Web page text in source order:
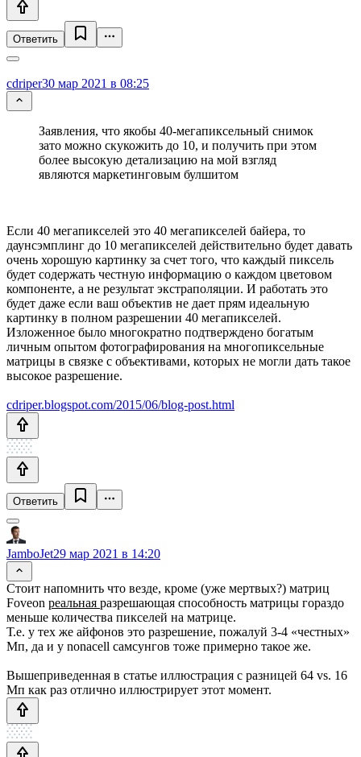
Ответить
cdriper30 мар 2021 в 08:25
Заявления, что якобы 40-мегапиксельный снимок
зато можно скукожить до 10, и получить при этом
более высокую детализацию на мой взгляд
являются маркетинговым булшитом
Если 40 мегапикселей это 40 мегапикселей байера, то
даунсэмплинг до 10 мегапикселей действительно будет давать
очень хорошую картинку за счет того, что каждый пиксель
будет содержать честную информацию о каждом цветовом
компоненте, а не результат экстраполяции. И работать это
будет даже если ваш объектив не дает прям идеальную
картинку в полном разрешении 40 мегапикселей.
Изложенное было многократно подтверждено богатым
личным опытом фотографирования на многопиксельные
матрицы в связке с объективами, которых не могли дать такое
высокое разрешение.
cdriper.blogspot.com/2015/06/blog-post.html
Ответить
JamboJet29 мар 2021 в 14:20
Стоит напомнить что везде, кроме (уже мертвых?) матриц
Foveon реальная разрешающая способность матрицы гораздо
меньше количества пикселей на матрице.
Т.е. у тех же айфонов это разрешение, пожалуй 3-4 «честных»
Мп, да и у nonacell самсунгов тоже примерно такое же.
Вышеприведенная в статье иллюстрация с разницей 64 vs. 16
Мп как раз отлично иллюстрирует этот момент.